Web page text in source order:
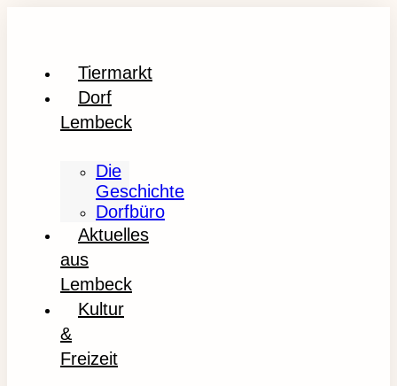
Tiermarkt
Dorf
Lembeck
Die
Geschichte
Dorfbüro
Aktuelles
aus
Lembeck
Kultur
&
Freizeit